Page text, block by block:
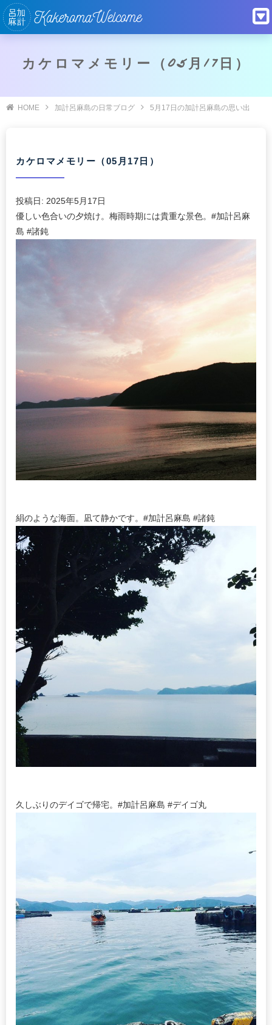
カケロマメモリー（05月17日）
HOME 加計呂麻島の日常ブログ 5月17日の加計呂麻島の思い出
カケロマメモリー（05月17日）
投稿日: 2025年5月17日
優しい色合いの夕焼け。梅雨時期には貴重な景色。#加計呂麻
島 #諸鈍
絹のような海面。凪て静かです。#加計呂麻島 #諸鈍
久しぶりのデイゴで帰宅。#加計呂麻島 #デイゴ丸